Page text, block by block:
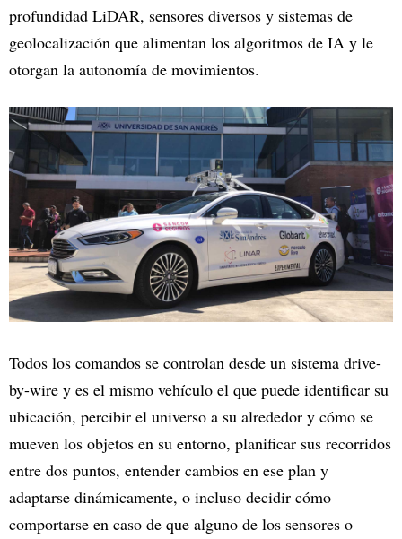
profundidad LiDAR, sensores diversos y sistemas de
geolocalización que alimentan los algoritmos de IA y le
otorgan la autonomía de movimientos.
Todos los comandos se controlan desde un sistema drive-
by-wire y es el mismo vehículo el que puede identificar su
ubicación, percibir el universo a su alrededor y cómo se
mueven los objetos en su entorno, planificar sus recorridos
entre dos puntos, entender cambios en ese plan y
adaptarse dinámicamente, o incluso decidir cómo
comportarse en caso de que alguno de los sensores o